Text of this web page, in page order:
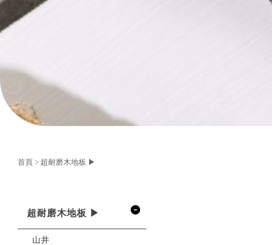
首頁 > 超耐磨木地板 ▶
超耐磨木地板 ▶
山井